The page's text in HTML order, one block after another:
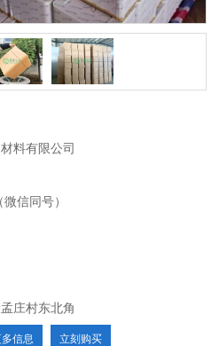
料有限公司
信同号）
庄村东北角
信息 立刻购买